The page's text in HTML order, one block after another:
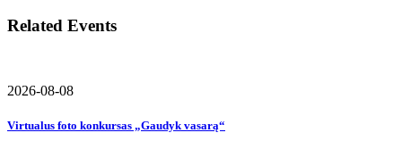
Related Events
2026-08-08
Virtualus foto konkursas „Gaudyk vasarą“